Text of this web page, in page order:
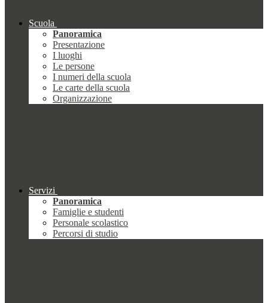
Scuola
Panoramica
Presentazione
I luoghi
Le persone
I numeri della scuola
Le carte della scuola
Organizzazione
Servizi
Panoramica
Famiglie e studenti
Personale scolastico
Percorsi di studio